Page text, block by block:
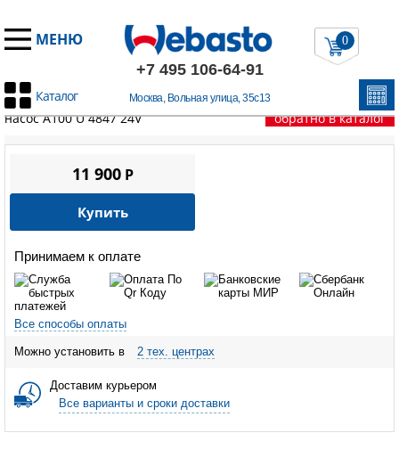
МЕНЮ
+7 495 106-64-91
Москва, Вольная улица, 35с13
Каталог
0
Главная / Запчасти А100/A100 HYDRO D5 /
Циркуляционный
насос A100 U 4847 24V
обратно в каталог
Принимаем к оплате
Все способы оплаты
Можно установить в 2 тех. центрах
Доставим курьером
Все варианты и сроки доставки
11 900P
Купить